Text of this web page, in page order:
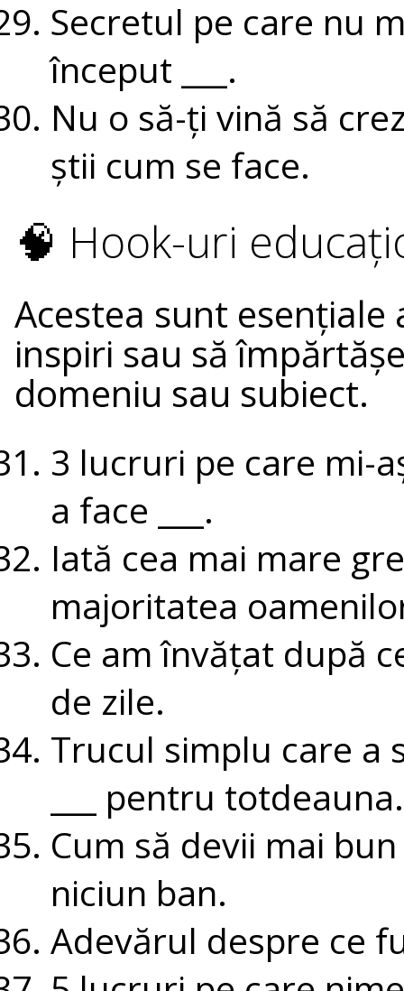
Secretul pe care nu
început ___.
Nu o să-ți vină să
știi cum se face.
🧠 Hook-uri
Acestea sunt esențiale
inspiri sau să
domeniu sau subiect.
3 lucruri pe care mi-
a face ___.
Iată cea mai mare
majoritatea
Ce am învățat după
de zile.
Trucul simplu care a
___ pentru totdeauna.
Cum să devii mai
niciun ban.
Adevărul despre ce